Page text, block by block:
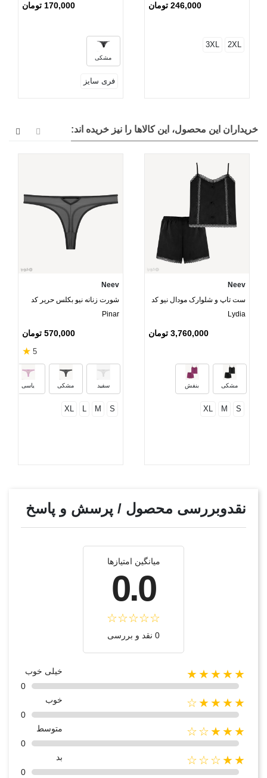
246,000 تومان
2XL
3XL
170,000 تومان
مشکی
فری سایز
خریداران این محصول، این کالاها را نیز خریده اند:
Neev
ست تاپ و شلوارک مودال نیو کد
Lydia
3,760,000 تومان
مشکی بنفش
S
M
XL
Neev
شورت زنانه نیو بکلس حریر کد
Pinar
570,000 تومان
5
★
سفید مشکی یاسی
S
M
L
XL
نقدوبررسی محصول / پرسش و پاسخ
میانگین امتیازها
0.0
0 نقد و بررسی
★★★★★
خیلی خوب
0
★★★★☆
خوب
0
★★★☆☆
متوسط
0
★★☆☆☆
بد
0